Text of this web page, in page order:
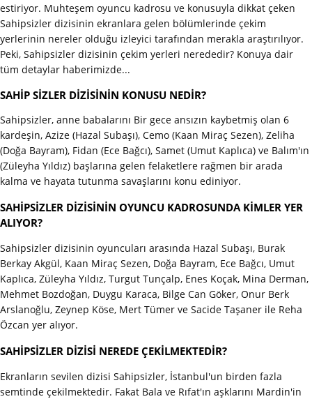
estiriyor. Muhteşem oyuncu kadrosu ve konusuyla dikkat çeken
Sahipsizler dizisinin ekranlara gelen bölümlerinde çekim
yerlerinin nereler olduğu izleyici tarafından merakla araştırılıyor.
Peki, Sahipsizler dizisinin çekim yerleri nerededir? Konuya dair
tüm detaylar haberimizde...
SAHİP SİZLER DİZİSİNİN KONUSU NEDİR?
Sahipsizler, anne babalarını Bir gece ansızın kaybetmiş olan 6
kardeşin, Azize (Hazal Subaşı), Cemo (Kaan Miraç Sezen), Zeliha
(Doğa Bayram), Fidan (Ece Bağcı), Samet (Umut Kaplıca) ve Balım'ın
(Züleyha Yıldız) başlarına gelen felaketlere rağmen bir arada
kalma ve hayata tutunma savaşlarını konu ediniyor.
SAHİPSİZLER DİZİSİNİN OYUNCU KADROSUNDA KİMLER YER
ALIYOR?
Sahipsizler dizisinin oyuncuları arasında Hazal Subaşı, Burak
Berkay Akgül, Kaan Miraç Sezen, Doğa Bayram, Ece Bağcı, Umut
Kaplıca, Züleyha Yıldız, Turgut Tunçalp, Enes Koçak, Mina Derman,
Mehmet Bozdoğan, Duygu Karaca, Bilge Can Göker, Onur Berk
Arslanoğlu, Zeynep Köse, Mert Tümer ve Sacide Taşaner ile Reha
Özcan yer alıyor.
SAHİPSİZLER DİZİSİ NEREDE ÇEKİLMEKTEDİR?
Ekranların sevilen dizisi Sahipsizler, İstanbul'un birden fazla
semtinde çekilmektedir. Fakat Bala ve Rıfat'ın aşklarını Mardin'in